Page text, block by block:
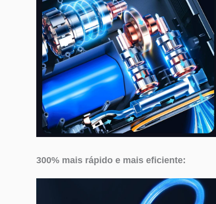
300% mais rápido e mais eficiente: